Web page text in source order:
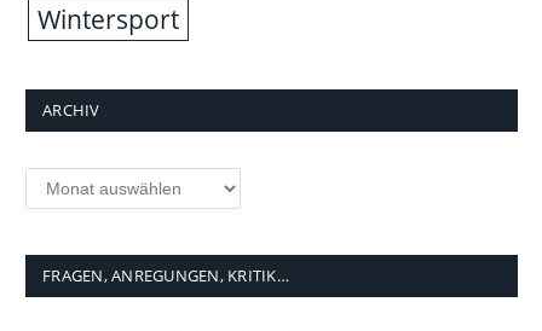
Wintersport
ARCHIV
Archiv
FRAGEN, ANREGUNGEN, KRITIK…